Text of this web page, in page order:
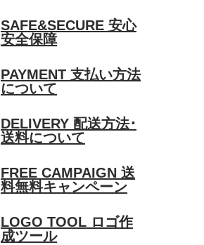
SAFE&SECURE 安心
安全保障
PAYMENT 支払い方法
について
DELIVERY 配送方法･
送料について
FREE CAMPAIGN 送
料無料キャンペーン
LOGO TOOL ロゴ作
成ツール